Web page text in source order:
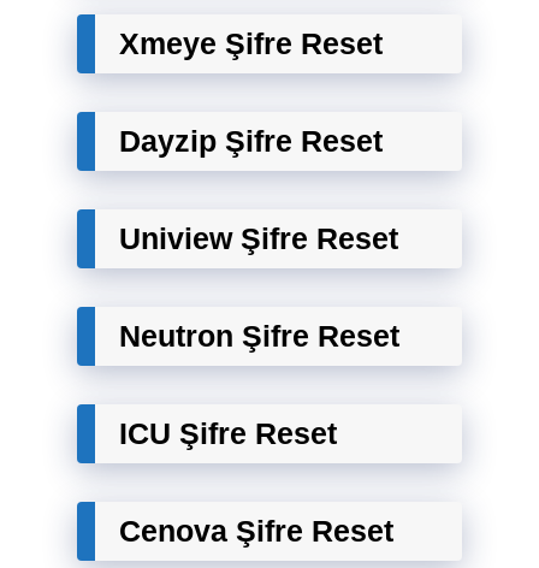
Xmeye Şifre Reset
Dayzip Şifre Reset
Uniview Şifre Reset
Neutron Şifre Reset
ICU Şifre Reset
Cenova Şifre Reset